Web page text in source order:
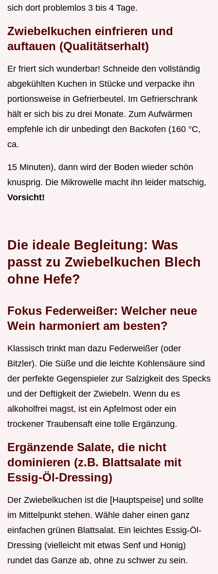
sich dort problemlos 3 bis 4 Tage.
Zwiebelkuchen einfrieren und
auftauen (Qualitätserhalt)
Er friert sich wunderbar! Schneide den vollständig
abgekühlten Kuchen in Stücke und verpacke ihn
portionsweise in Gefrierbeutel. Im Gefrierschrank
hält er sich bis zu drei Monate. Zum Aufwärmen
empfehle ich dir unbedingt den Backofen (160 °C,
ca.
15 Minuten), dann wird der Boden wieder schön
knusprig. Die Mikrowelle macht ihn leider matschig,
Vorsicht!
Die ideale Begleitung: Was
passt zu Zwiebelkuchen Blech
ohne Hefe?
Fokus Federweißer: Welcher neue
Wein harmoniert am besten?
Klassisch trinkt man dazu Federweißer (oder
Bitzler). Die Süße und die leichte Kohlensäure sind
der perfekte Gegenspieler zur Salzigkeit des Specks
und der Deftigkeit der Zwiebeln. Wenn du es
alkoholfrei magst, ist ein Apfelmost oder ein
trockener Traubensaft eine tolle Ergänzung.
Ergänzende Salate, die nicht
dominieren (z.B. Blattsalate mit
Essig-Öl-Dressing)
Der Zwiebelkuchen ist die [Hauptspeise] und sollte
im Mittelpunkt stehen. Wähle daher einen ganz
einfachen grünen Blattsalat. Ein leichtes Essig-Öl-
Dressing (vielleicht mit etwas Senf und Honig)
rundet das Ganze ab, ohne zu schwer zu sein.